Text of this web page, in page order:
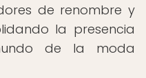
de renombre y
la presencia
de la moda